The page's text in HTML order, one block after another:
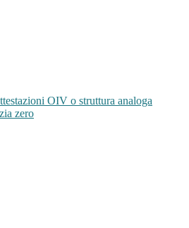
OIV o struttura analoga
zero